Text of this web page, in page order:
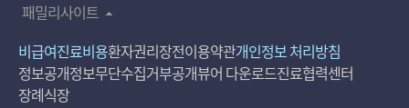
패밀리사이트
비급여진료비용환자권리장전이용약관개인정보 처리방침
정보공개정보무단수집거부공개뷰어 다운로드진료협력센터
장례식장